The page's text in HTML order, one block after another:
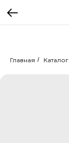
Главная / Каталог